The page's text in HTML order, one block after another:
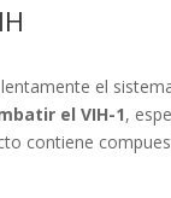
el
el VIH-1,
contiene